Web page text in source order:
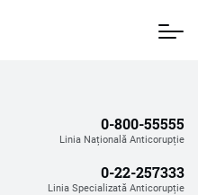
0-800-55555
Linia Națională Anticorupție
0-22-257333
Linia Specializată Anticorupție